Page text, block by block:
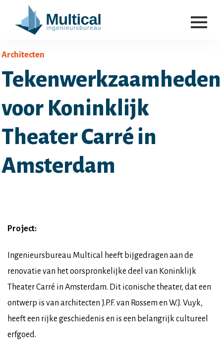
Architecten
Tekenwerkzaamheden
voor Koninklijk
Theater Carré in
Amsterdam
Project:
Ingenieursbureau Multical heeft bijgedragen aan de
renovatie van het oorspronkelijke deel van Koninklijk
Theater Carré in Amsterdam. Dit iconische theater, dat een
ontwerp is van architecten J.P.F. van Rossem en W.J. Vuyk,
heeft een rijke geschiedenis en is een belangrijk cultureel
erfgoed.